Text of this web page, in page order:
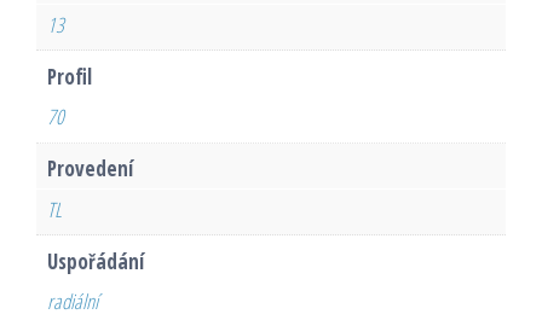
13
Profil
70
Provedení
TL
Uspořádání
radiální